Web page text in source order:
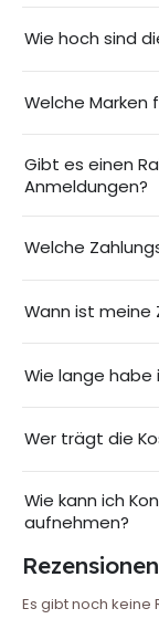
Wie hoch sind
Welche Marken
Gibt es einen
Anmeldungen?
Welche
Wann ist meine
Wie lange habe
Wer trägt die
Wie kann ich
aufnehmen?
Rezensionen
Es gibt noch keine